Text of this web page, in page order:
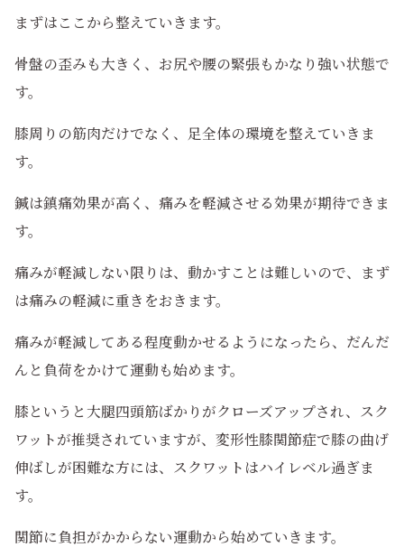
まずはここから整えていきます。
骨盤の歪みも大きく、お尻や腰の緊張もかなり強い状態で
す。
膝周りの筋肉だけでなく、足全体の環境を整えていきま
す。
鍼は鎮痛効果が高く、痛みを軽減させる効果が期待できま
す。
痛みが軽減しない限りは、動かすことは難しいので、まず
は痛みの軽減に重きをおきます。
痛みが軽減してある程度動かせるようになったら、だんだ
んと負荷をかけて運動も始めます。
膝というと大腿四頭筋ばかりがクローズアップされ、スク
ワットが推奨されていますが、変形性膝関節症で膝の曲げ
伸ばしが困難な方には、スクワットはハイレベル過ぎま
す。
関節に負担がかからない運動から始めていきます。